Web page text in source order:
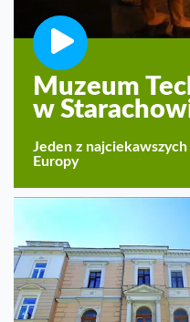
Muzeum
w
Jeden z
Europy